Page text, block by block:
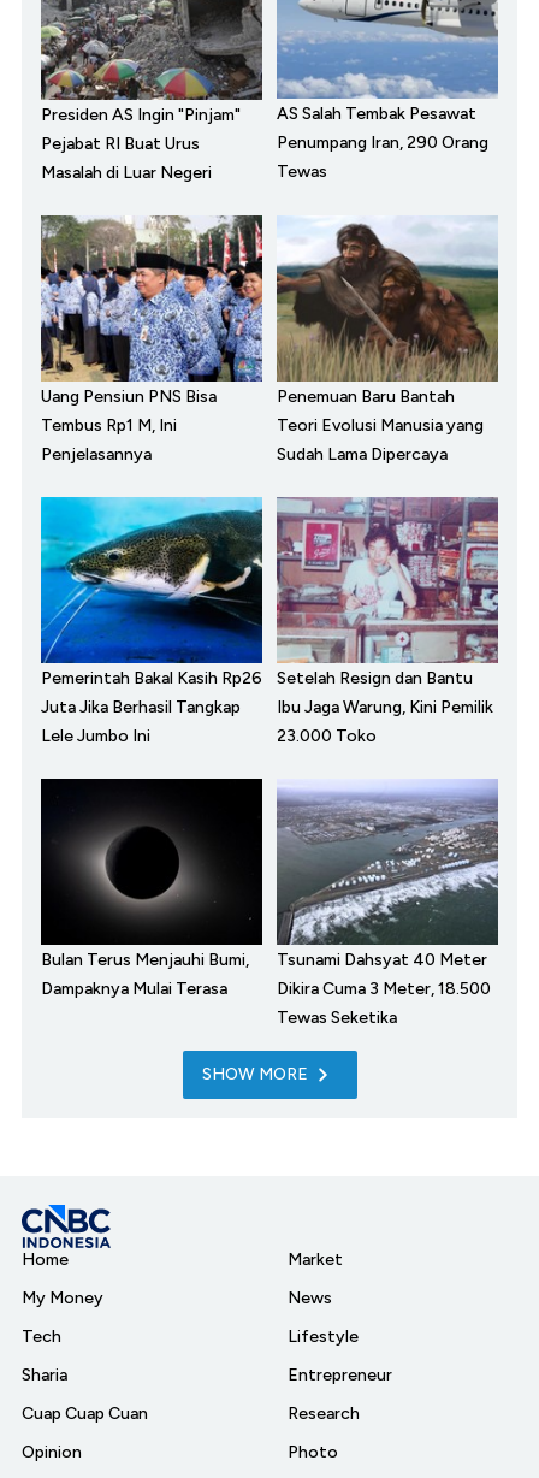
Presiden AS Ingin "Pinjam"
Pejabat RI Buat Urus
Masalah di Luar Negeri
AS Salah Tembak Pesawat
Penumpang Iran, 290 Orang
Tewas
Uang Pensiun PNS Bisa
Tembus Rp1 M, Ini
Penjelasannya
Penemuan Baru Bantah
Teori Evolusi Manusia yang
Sudah Lama Dipercaya
Pemerintah Bakal Kasih Rp26
Juta Jika Berhasil Tangkap
Lele Jumbo Ini
Setelah Resign dan Bantu
Ibu Jaga Warung, Kini Pemilik
23.000 Toko
Bulan Terus Menjauhi Bumi,
Dampaknya Mulai Terasa
Tsunami Dahsyat 40 Meter
Dikira Cuma 3 Meter, 18.500
Tewas Seketika
SHOW MORE
Home
My Money
Tech
Sharia
Cuap Cuap Cuan
Opinion
Market
News
Lifestyle
Entrepreneur
Research
Photo